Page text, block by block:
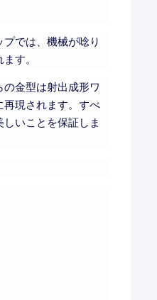
では、機械が唸り
す。
金型は射出成形ワ
現されます。すべ
いことを保証しま